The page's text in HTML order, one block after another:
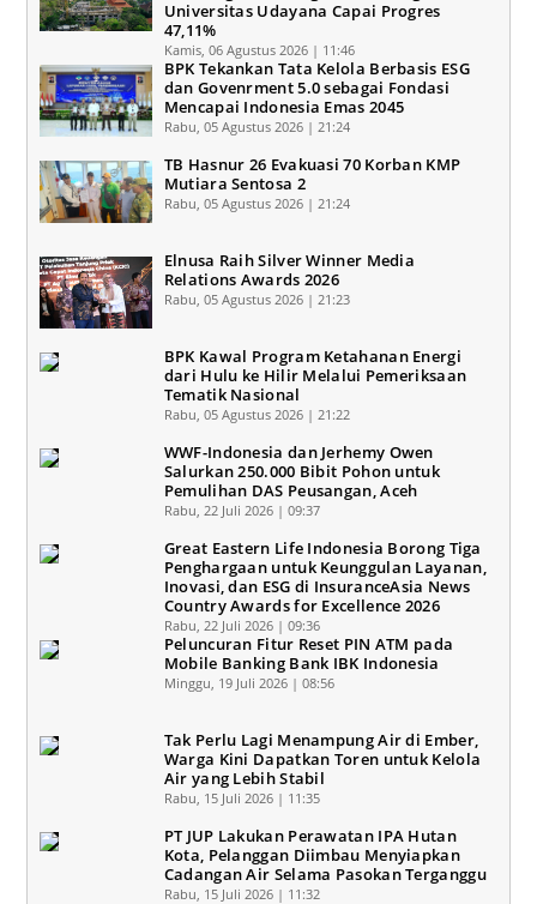
Universitas Udayana Capai Progres
47,11%
Kamis, 06 Agustus 2026 | 11:46
BPK Tekankan Tata Kelola Berbasis ESG
dan Govenrment 5.0 sebagai Fondasi
Mencapai Indonesia Emas 2045
Rabu, 05 Agustus 2026 | 21:24
TB Hasnur 26 Evakuasi 70 Korban KMP
Mutiara Sentosa 2
Rabu, 05 Agustus 2026 | 21:24
Elnusa Raih Silver Winner Media
Relations Awards 2026
Rabu, 05 Agustus 2026 | 21:23
BPK Kawal Program Ketahanan Energi
dari Hulu ke Hilir Melalui Pemeriksaan
Tematik Nasional
Rabu, 05 Agustus 2026 | 21:22
WWF-Indonesia dan Jerhemy Owen
Salurkan 250.000 Bibit Pohon untuk
Pemulihan DAS Peusangan, Aceh
Rabu, 22 Juli 2026 | 09:37
Great Eastern Life Indonesia Borong Tiga
Penghargaan untuk Keunggulan Layanan,
Inovasi, dan ESG di InsuranceAsia News
Country Awards for Excellence 2026
Rabu, 22 Juli 2026 | 09:36
Peluncuran Fitur Reset PIN ATM pada
Mobile Banking Bank IBK Indonesia
Minggu, 19 Juli 2026 | 08:56
Tak Perlu Lagi Menampung Air di Ember,
Warga Kini Dapatkan Toren untuk Kelola
Air yang Lebih Stabil
Rabu, 15 Juli 2026 | 11:35
PT JUP Lakukan Perawatan IPA Hutan
Kota, Pelanggan Diimbau Menyiapkan
Cadangan Air Selama Pasokan Terganggu
Rabu, 15 Juli 2026 | 11:32